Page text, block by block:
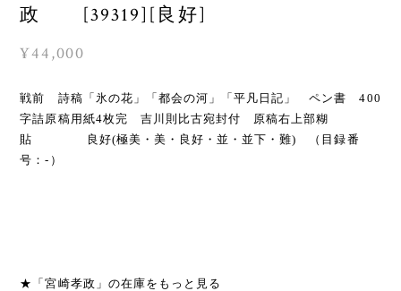
政 [39319][良好]
¥44,000
戦前 詩稿「氷の花」「都会の河」「平凡日記」 ペン書 400
字詰原稿用紙4枚完 吉川則比古宛封付 原稿右上部糊
貼 良好(極美・美・良好・並・並下・難) （目録番
号：-）
★「宮崎孝政」の在庫をもっと見る